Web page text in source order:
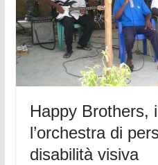
Happy Brothers,
l’orchestra di
disabilità visiva